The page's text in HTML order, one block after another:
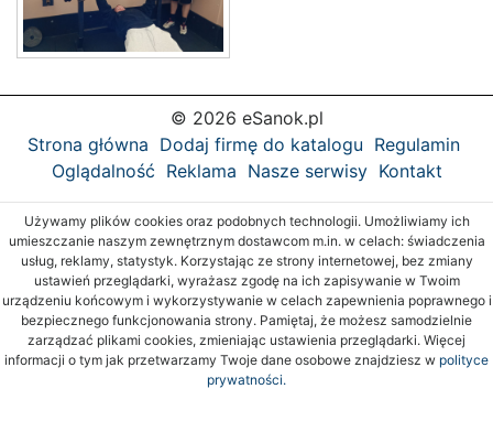
© 2026 eSanok.pl
Strona główna Dodaj firmę do katalogu Regulamin
Oglądalność Reklama Nasze serwisy Kontakt
Używamy plików cookies oraz podobnych technologii. Umożliwiamy ich
umieszczanie naszym zewnętrznym dostawcom m.in. w celach: świadczenia
usług, reklamy, statystyk. Korzystając ze strony internetowej, bez zmiany
ustawień przeglądarki, wyrażasz zgodę na ich zapisywanie w Twoim
urządzeniu końcowym i wykorzystywanie w celach zapewnienia poprawnego i
bezpiecznego funkcjonowania strony. Pamiętaj, że możesz samodzielnie
zarządzać plikami cookies, zmieniając ustawienia przeglądarki. Więcej
informacji o tym jak przetwarzamy Twoje dane osobowe znajdziesz w polityce
prywatności.